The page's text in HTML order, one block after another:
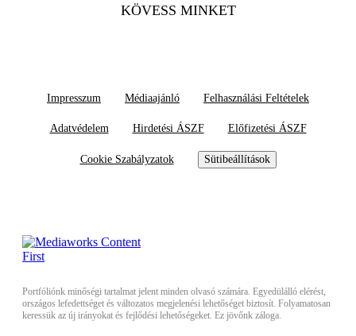
KÖVESS MINKET
Impresszum Médiaajánló Felhasználási Feltételek
Adatvédelem Hirdetési ÁSZF Előfizetési ÁSZF
Cookie Szabályzatok Sütibeállítások
Portfóliónk minőségi tartalmat jelent minden olvasó számára. Egyedülálló elérést,
országos lefedettséget és változatos megjelenési lehetőséget biztosít. Folyamatosan
keressük az új irányokat és fejlődési lehetőségeket. Ez jövőnk záloga.